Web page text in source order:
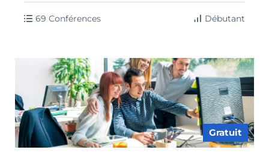
69 Conférences Débutant
Gratuit